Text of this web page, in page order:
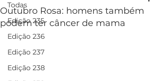
Todas
Edição 235
Edição 236
Edição 237
Edição 238
Outubro Rosa: homens também
podem ter câncer de mama